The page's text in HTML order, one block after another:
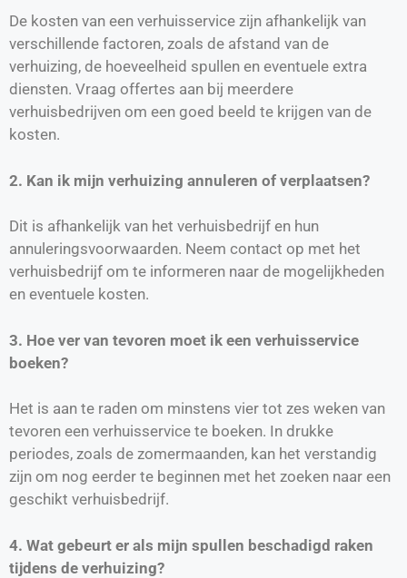
De kosten van een verhuisservice zijn afhankelijk van
verschillende factoren, zoals de afstand van de
verhuizing, de hoeveelheid spullen en eventuele extra
diensten. Vraag offertes aan bij meerdere
verhuisbedrijven om een goed beeld te krijgen van de
kosten.
2. Kan ik mijn verhuizing annuleren of verplaatsen?
Dit is afhankelijk van het verhuisbedrijf en hun
annuleringsvoorwaarden. Neem contact op met het
verhuisbedrijf om te informeren naar de mogelijkheden
en eventuele kosten.
3. Hoe ver van tevoren moet ik een verhuisservice
boeken?
Het is aan te raden om minstens vier tot zes weken van
tevoren een verhuisservice te boeken. In drukke
periodes, zoals de zomermaanden, kan het verstandig
zijn om nog eerder te beginnen met het zoeken naar een
geschikt verhuisbedrijf.
4. Wat gebeurt er als mijn spullen beschadigd raken
tijdens de verhuizing?